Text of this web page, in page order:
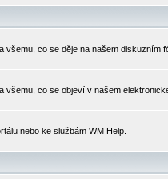
všemu, co se děje na našem diskuzním
všemu, co se objeví v našem
nebo ke službám WM Help.